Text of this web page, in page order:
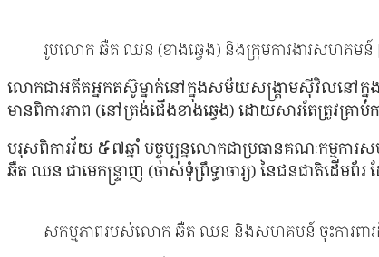
រូបលោក ឆឺត ឈន (ខាងឆ្វេង) និងក្រុមការងារសហគមន៍ [
លោកជាអតីតអ្នកតស៊ូម្នាក់នៅក្នុងសម័យសង្គ្រាមស៊ីវិលនៅក្នុ
មានពិការភាព (នៅត្រង់ជើងខាងឆ្វេង) ដោយសារតែត្រូវគ្រ
បរុសពិការវ័យ ៥៧ឆ្នាំ បច្ចុប្បន្នលោកជាប្រធានគណៈកម្មកា
ឆឺត ឈន ជាមេកន្រ្ទាញ (ចាស់ទុំព្រឹទ្ធាចារ្យ) នៃជនជាតិដើ
សកម្មភាពរបស់លោក ឆឺត ឈន និងសហគមន៍ ចុះការពា